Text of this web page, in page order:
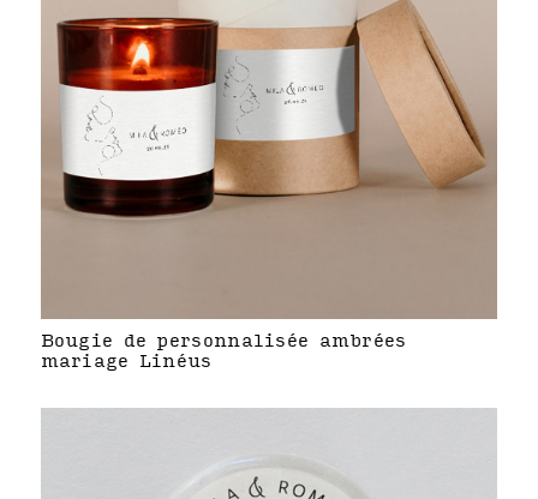
Bougie de personnalisée ambrées
mariage Linéus